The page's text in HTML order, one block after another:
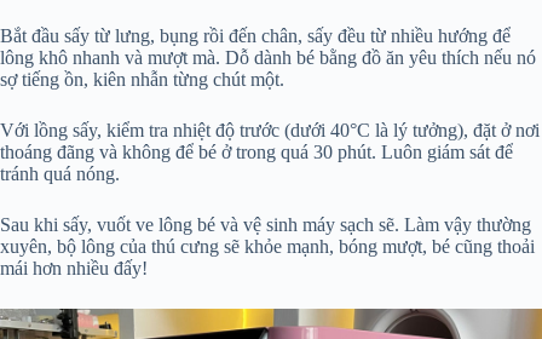
Bắt đầu sấy từ lưng, bụng rồi đến chân, sấy đều từ nhiều hướng để
lông khô nhanh và mượt mà. Dỗ dành bé bằng đồ ăn yêu thích nếu nó
sợ tiếng ồn, kiên nhẫn từng chút một.
Với lồng sấy, kiểm tra nhiệt độ trước (dưới 40°C là lý tưởng), đặt ở nơi
thoáng đãng và không để bé ở trong quá 30 phút. Luôn giám sát để
tránh quá nóng.
Sau khi sấy, vuốt ve lông bé và vệ sinh máy sạch sẽ. Làm vậy thường
xuyên, bộ lông của thú cưng sẽ khỏe mạnh, bóng mượt, bé cũng thoải
mái hơn nhiều đấy!